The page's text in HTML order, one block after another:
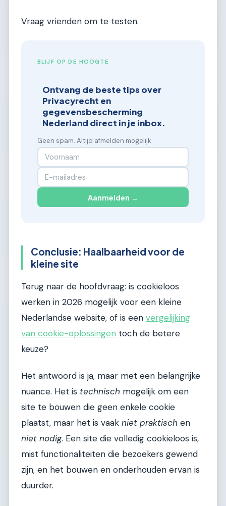
Vraag vrienden om te testen.
BLIJF OP DE HOOGTE
Ontvang de beste tips over
Privacyrecht en
gegevensbescherming
Nederland direct in je inbox.
Geen spam. Altijd afmelden mogelijk.
Aanmelden →
Conclusie: Haalbaarheid voor de
kleine site
Terug naar de hoofdvraag: is cookieloos
werken in 2026 mogelijk voor een kleine
Nederlandse website, of is een vergelijking
van cookie-oplossingen toch de betere
keuze?
Het antwoord is ja, maar met een belangrijke
nuance. Het is technisch mogelijk om een
site te bouwen die geen enkele cookie
plaatst, maar het is vaak niet praktisch en
niet nodig. Een site die volledig cookieloos is,
mist functionaliteiten die bezoekers gewend
zijn, en het bouwen en onderhouden ervan is
duurder.